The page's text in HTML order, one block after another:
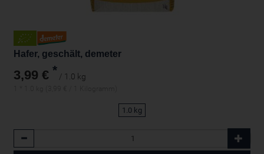
Hafer, geschält, demeter
3,99 € * / 1.0 kg
1.0 kg